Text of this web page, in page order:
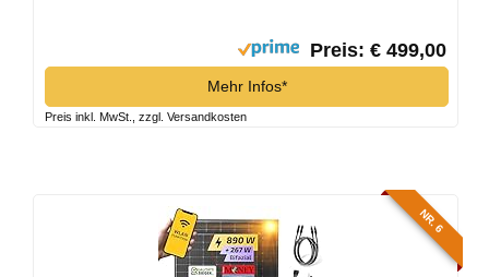
Preis: € 499,00
Mehr Infos*
Preis inkl. MwSt., zzgl. Versandkosten
NR. 6